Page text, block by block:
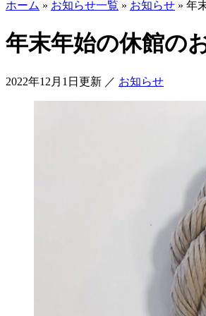
ホーム » お知らせ一覧 » お知らせ » 年
年末年始の休館の
2022年12月1日更新 ／ お知らせ